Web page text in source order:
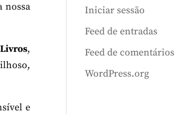
nossa
,
e
Iniciar sessão
Feed de entradas
Feed de comentários
WordPress.org